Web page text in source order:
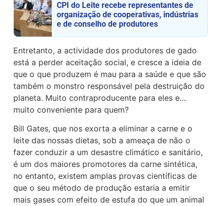
CPI do Leite recebe representantes de
organização de cooperativas, indústrias
e de conselho de produtores
Entretanto, a actividade dos produtores de gado
está a perder aceitação social, e cresce a ideia de
que o que produzem é mau para a saúde e que são
também o monstro responsável pela destruição do
planeta. Muito contraproducente para eles e…
muito conveniente para quem?
Bill Gates, que nos exorta a eliminar a carne e o
leite das nossas dietas, sob a ameaça de não o
fazer conduzir a um desastre climático e sanitário,
é um dos maiores promotores da carne sintética,
no entanto, existem amplas provas científicas de
que o seu método de produção estaria a emitir
mais gases com efeito de estufa do que um animal